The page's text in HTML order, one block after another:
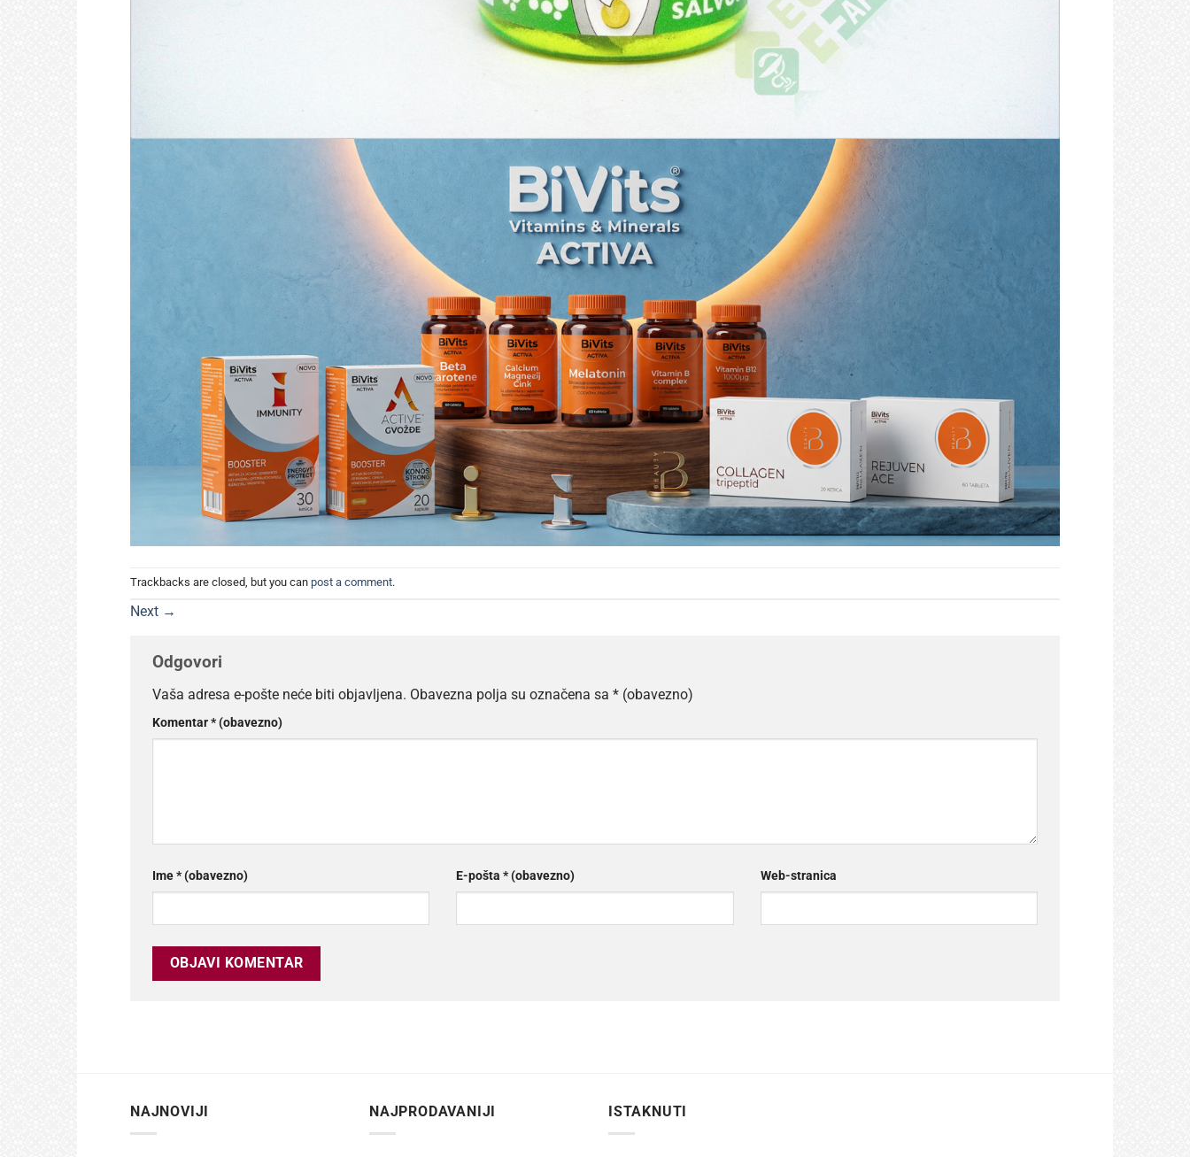
Trackbacks are closed, but you can post a comment.
Next →
Odgovori
Vaša adresa e-pošte neće biti objavljena. Obavezna polja su označena sa * (obavezno)
Komentar* (obavezno)
Ime* (obavezno) E-pošta* (obavezno) Web-stranica
NAJNOVIJI NAJPRODAVANIJI ISTAKNUTI